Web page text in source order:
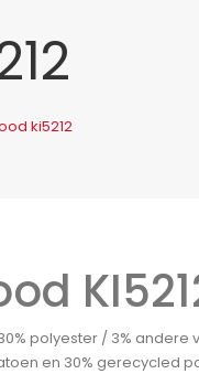
ki5212
polyester / 3% andere
en 30% gerecycled